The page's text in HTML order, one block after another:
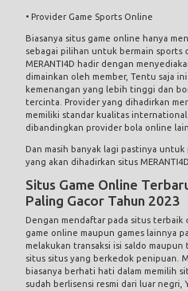
• Provider Game Sports Online
Biasanya situs game online hanya
sebagai pilihan untuk bermain sports
MERANTI4D hadir dengan
dimainkan oleh member, Tentu saja
kemenangan yang lebih tinggi dan
tercinta. Provider yang dihadirkan
memiliki standar kualitas
dibandingkan provider bola online
Dan masih banyak lagi pastinya
yang akan dihadirkan situs MERANTI4D
Situs Game Online
Paling Gacor Tahun 2023
Dengan mendaftar pada situs terbaik
game online maupun games lainnya
melakukan transaksi isi saldo maupun
situs situs yang berkedok penipuan.
biasanya berhati hati dalam memilih
sudah berlisensi resmi dari luar negri,